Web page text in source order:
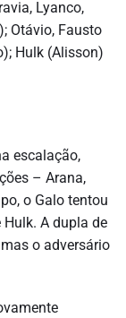
Lyanco,
Otávio, Fausto
Hulk (Alisson)
escalação,
– Arana,
o Galo tentou
A dupla de
o adversário